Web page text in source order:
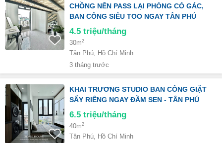
CHỒNG NÊN PASS LẠI PHÒNG CÓ GÁC,
BAN CÔNG SIÊU TOO NGAY TÂN PHÚ
4.5 triệu/tháng
30m2
Tân Phú, Hồ Chí Minh
3 tháng trước
KHAI TRƯƠNG STUDIO BAN CÔNG GIẶT
SẤY RIÊNG NGAY ĐẦM SEN - TÂN PHÚ
6.5 triệu/tháng
40m2
Tân Phú, Hồ Chí Minh